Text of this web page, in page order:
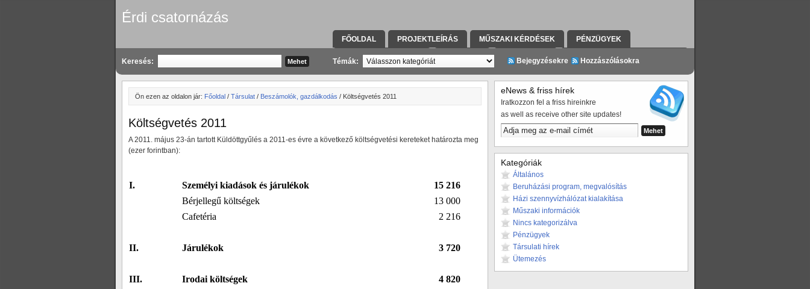
Érdi csatornázás
FŐOLDAL PROJEKTLEÍRÁS MŰSZAKI KÉRDÉSEK PÉNZÜGYEK
KAPCSOLATFELVÉTEL TÁRSULAT KIVITELEZÉS A PROGRAMRÓL A SAJTÓBAN
Keresés: Témák: Bejegyzésekre Hozzászólásokra
Ön ezen az oldalon jár: Főoldal / Társulat / Beszámolók, gazdálkodás / Költségvetés 2011
Költségvetés 2011
A 2011. május 23-án tartott Küldöttgyűlés a 2011-es évre a következő költségvetési kereteket határozta meg
(ezer forintban):
I. Személyi kiadások és járulékok
15 216
Bérjellegű költségek
13 000
Cafetéria
2 216
II. Járulékok 3 720
III. Irodai költségek
4 820
eNews & friss hírek
Iratkozzon fel a friss hireinkre
as well as receive other site updates!
Kategóriák
Általános
Beruházási program, megvalósítás
Házi szennyvízhálózat kialakítása
Műszaki információk
Nincs kategorizálva
Pénzügyek
Társulati hírek
Ütemezés